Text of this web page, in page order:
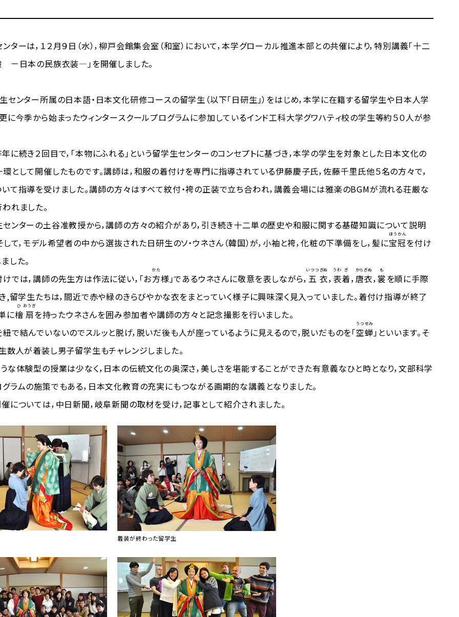
ーは，１２月９日（水），柳戸会館集会室（和室）において，本学グローカル推進本部との共催により，特別講義「十二
－日本の民族衣装―」を開催しました。
ンター所属の日本語・日本文化研修コースの留学生（以下「日研生」）をはじめ，本学に在籍する留学生や日本人学
に今季から始まったウィンタースクールプログラムに参加しているインド工科大学グワハティ校の学生等約５０人が参
続き２回目で，「本物にふれる」という留学生センターのコンセプトに基づき，本学の学生を対象とした日本文化の
として開催したものです。講師は，和服の着付けを専門に指導されている伊藤慶子氏，佐藤千里氏他５名の方々で，
て指導を受けました。講師の方々はすべて紋付・袴の正装で立ち合われ，講義会場には雅楽のBGMが流れる荘厳な
れました。
ターの土谷准教授から，講師の方々の紹介があり，引き続き十二単の歴史や和服に関する基礎知識について説明
して，モデル希望者の中から選抜された日研生のソ・ウネさん（韓国）が，小袖と袴，化粧の下準備をし，髪に宝
ほう
冠
かん
を付け
した。
は，講師の先生方は作法に従い，「お方
かた
様」であるウネさんに敬意を表しながら， 五
いつつ
衣
ぎぬ
， 表
うわ
着
ぎ
， 唐
から
衣
ぎぬ
， 裳
も
を順に手際
,留学生たちは，間近で赤や緑のきらびやかな衣をまとっていく様子に興味深く見入っていました。着付け指導が終了
に檜
ひ
扇
おうぎ
を持ったウネさんを囲み参加者や講師の方々と記念撮影を行いました。
結んでいないのでスルッと脱げ，脱いだ後も人が座っているように見えるので，脱いだものを「空蝉
うつせみ
」といいます。そ
数人が着装し男子留学生もチャレンジしました。
体験型の授業は少なく，日本の伝統文化の奥深さ，美しさを堪能することができた有意義なひと時となり，文部科学
ラムの施策でもある，日本文化教育の充実にもつながる画期的な講義となりました。
ついては，中日新聞，岐阜新聞の取材を受け，記事として紹介されました。
着装が終わった留学生